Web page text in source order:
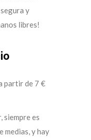
y
libres!
partir de 7 €
siempre es
medias, y hay